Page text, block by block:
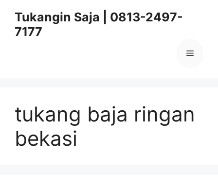
content
Tukangin Saja | 0813-2497-
7177
Menu
tukang baja ringan
bekasi